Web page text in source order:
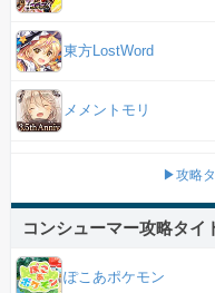
東方LostWord
メメントモリ
▶攻略
コンシューマー攻略タイ
ぽこあポケモン